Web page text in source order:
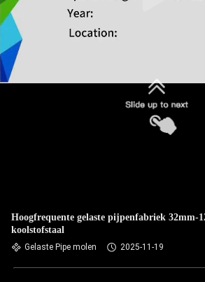
Hoogfrequente gelaste pijpenfabriek 32mm-
koolstofstaal
Gelaste Pipe molen 2025-11-19